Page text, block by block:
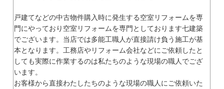
戸建てなどの中古物件購入時に発生する空室リフォームを専
門にやっており空室リフォームを専門としております七建築
でございます。当店では多能工職人が直接請け負う施工が基
本となります。工務店やリフォーム会社などにご依頼したと
しても実際に作業するのは私たちのような現場の職人でござ
います。
お客様から直接わたしたちのような現場の職人にご依頼いた